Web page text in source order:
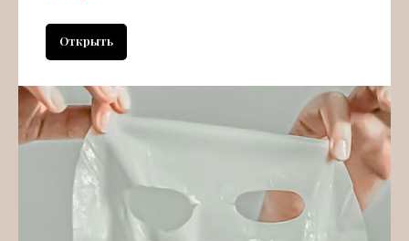
Открыть